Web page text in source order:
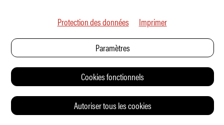
Jo Siffert – Trop rapide pour la vie
NEWS
Protection des données Imprimer
Paramètres
Cookies fonctionnels
Autoriser tous les cookies